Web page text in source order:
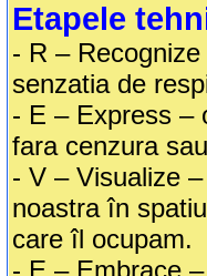
Etapele
- R –
senzatia de
- E – Express –
fara cenzura
- V – Visualize
noastra în
care îl ocupam.